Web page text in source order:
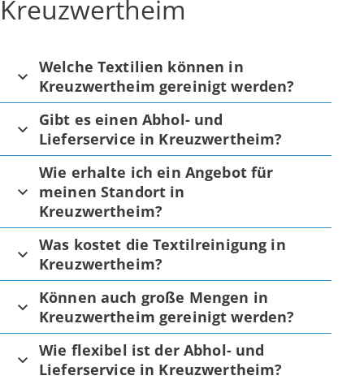
Kreuzwertheim
Welche Textilien können in
Kreuzwertheim gereinigt werden?
Gibt es einen Abhol- und
Lieferservice in Kreuzwertheim?
Wie erhalte ich ein Angebot für
meinen Standort in
Kreuzwertheim?
Was kostet die Textilreinigung in
Kreuzwertheim?
Können auch große Mengen in
Kreuzwertheim gereinigt werden?
Wie flexibel ist der Abhol- und
Lieferservice in Kreuzwertheim?